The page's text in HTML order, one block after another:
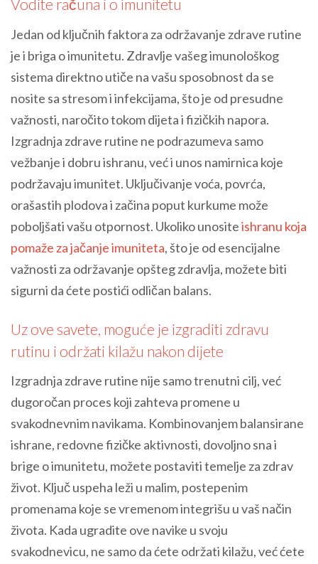
Vodite računa i o imunitetu
Jedan od ključnih faktora za održavanje zdrave rutine
je i briga o imunitetu. Zdravlje vašeg imunološkog
sistema direktno utiče na vašu sposobnost da se
nosite sa stresom i infekcijama, što je od presudne
važnosti, naročito tokom dijeta i fizičkih napora.
Izgradnja zdrave rutine ne podrazumeva samo
vežbanje i dobru ishranu, već i unos namirnica koje
podržavaju imunitet. Uključivanje voća, povrća,
orašastih plodova i začina poput kurkume može
poboljšati vašu otpornost. Ukoliko unositeishranu koja
pomaže za jačanje imuniteta, što je od esencijalne
važnosti za održavanje opšteg zdravlja, možete biti
sigurni da ćete postići odličan balans.
Uz ove savete, moguće je izgraditi zdravu
rutinu i održati kilažu nakon dijete
Izgradnja zdrave rutine nije samo trenutni cilj, već
dugoročan proces koji zahteva promene u
svakodnevnim navikama. Kombinovanjem balansirane
ishrane, redovne fizičke aktivnosti, dovoljno sna i
brige o imunitetu, možete postaviti temelje za zdrav
život. Ključ uspeha leži u malim, postepenim
promenama koje se vremenom integrišu u vaš način
života. Kada ugradite ove navike u svoju
svakodnevicu, ne samo da ćete održati kilažu, već ćete